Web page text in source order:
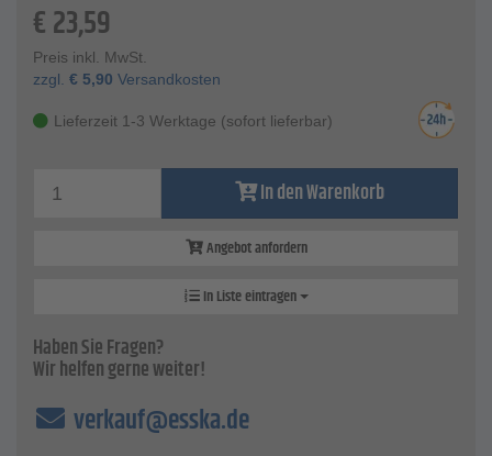
€23,59
Preis inkl. MwSt.
zzgl. € 5,90 Versandkosten
Lieferzeit 1-3 Werktage (sofort lieferbar)
In den Warenkorb
Angebot anfordern
In Liste eintragen
Haben Sie Fragen?
Wir helfen gerne weiter!
verkauf@esska.de